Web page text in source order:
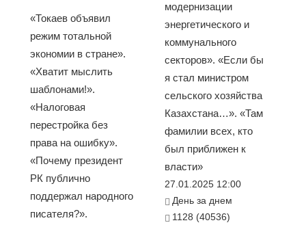
«Токаев объявил
режим тотальной
экономии в стране».
«Хватит мыслить
шаблонами!».
«Налоговая
перестройка без
права на ошибку».
«Почему президент
РК публично
поддержал народного
писателя?».
модернизации
энергетического и
коммунального
секторов». «Если бы
я стал министром
сельского хозяйства
Казахстана…». «Там
фамилии всех, кто
был приближен к
власти»
27.01.2025 12:00
День за днем
1128 (40536)